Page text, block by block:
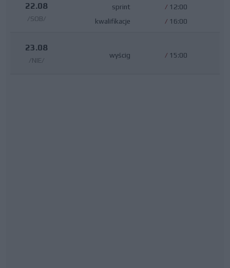
22.08
/SOB/
sprint
kwalifikacje
/ 12:00
/ 16:00
23.08
/NIE/
wyścig / 15:00